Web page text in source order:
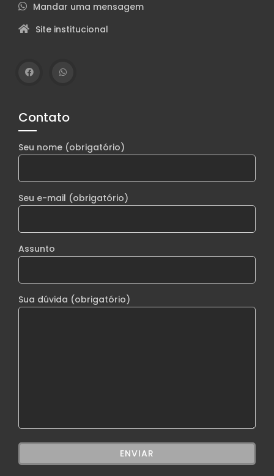
Mandar uma mensagem
Site institucional
Contato
Seu nome (obrigatório)
Seu e-mail (obrigatório)
Assunto
Sua dúvida (obrigatório)